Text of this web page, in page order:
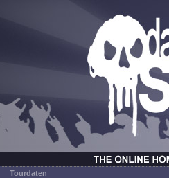
Tourdaten